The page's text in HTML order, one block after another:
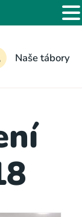
Naše tábory